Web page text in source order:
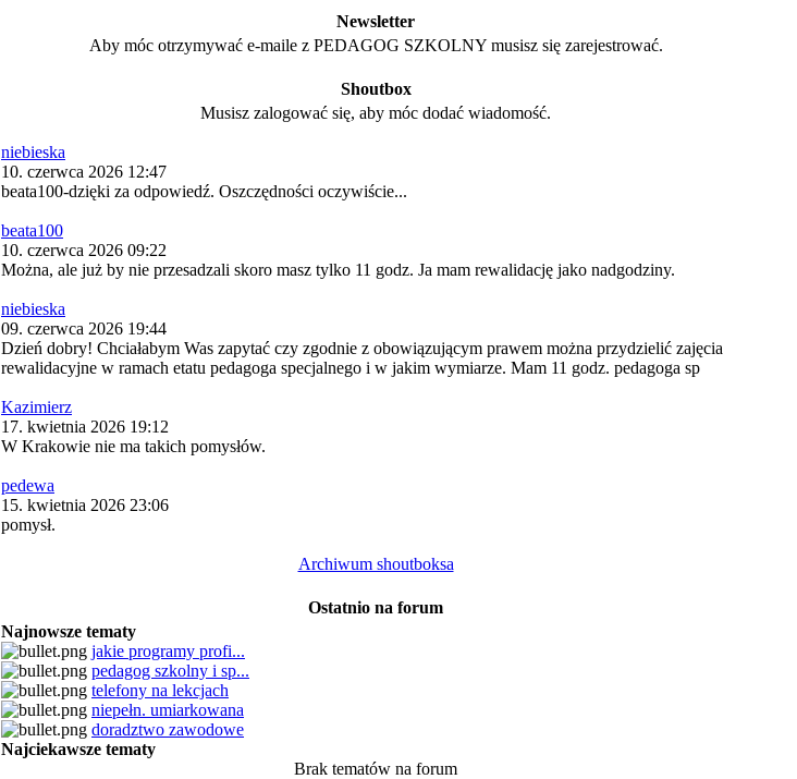
Newsletter
Aby móc otrzymywać e-maile z PEDAGOG SZKOLNY musisz się zarejestrować.
Shoutbox
Musisz zalogować się, aby móc dodać wiadomość.
niebieska
10. czerwca 2026 12:47
beata100-dzięki za odpowiedź. Oszczędności oczywiście...
beata100
10. czerwca 2026 09:22
Można, ale już by nie przesadzali skoro masz tylko 11 godz. Ja mam rewalidację jako nadgodziny.
niebieska
09. czerwca 2026 19:44
Dzień dobry! Chciałabym Was zapytać czy zgodnie z obowiązującym prawem można przydzielić zajęcia
rewalidacyjne w ramach etatu pedagoga specjalnego i w jakim wymiarze. Mam 11 godz. pedagoga sp
Kazimierz
17. kwietnia 2026 19:12
W Krakowie nie ma takich pomysłów.
pedewa
15. kwietnia 2026 23:06
pomysł.
Archiwum shoutboksa
Ostatnio na forum
Najnowsze tematy
jakie programy profi...
pedagog szkolny i sp...
telefony na lekcjach
niepełn. umiarkowana
doradztwo zawodowe
Najciekawsze tematy
Brak tematów na forum